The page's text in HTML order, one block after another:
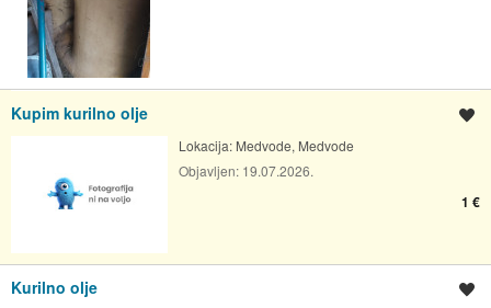
Kupim kurilno olje
Lokacija: Medvode, Medvode
Objavljen: 19.07.2026.
1 €
Kurilno olje